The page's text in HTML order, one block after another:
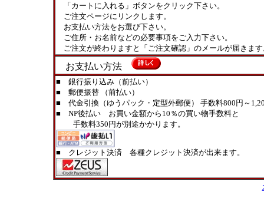
「カートに入れる」ボタンをクリック下さい。
ご注文ページにリンクします。
お支払い方法をお選び下さい。
ご住所・お名前などの必要事項をご入力下さい。
ご注文が終わりますと「ご注文確認」のメールが届きま
お支払い方法
■ 銀行振り込み（前払い）
■ 郵便振替 （前払い）
■ 代金引換（ゆうパック・定型外郵便） 手数料800円～
■ NP後払い お買い金額から10％の買い物手数料と
手数料350円が別途かかります。
■ クレジット決済 各種クレジット決済が出来ます。